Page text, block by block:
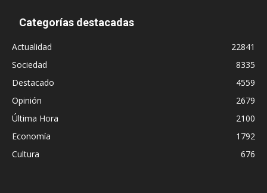
Categorías destacadas
Actualidad
22841
Sociedad
8335
Destacado
4559
Opinión
2679
Última Hora
2100
Economía
1792
Cultura
676